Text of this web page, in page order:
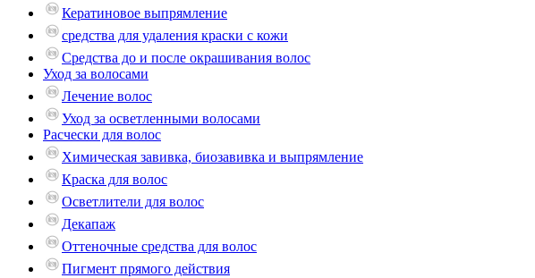
Кератиновое выпрямление
средства для удаления краски с кожи
Средства до и после окрашивания волос
Уход за волосами
Лечение волос
Уход за осветленными волосами
Расчески для волос
Химическая завивка, биозавивка и выпрямление
Краска для волос
Осветлители для волос
Декапаж
Оттеночные средства для волос
Пигмент прямого действия